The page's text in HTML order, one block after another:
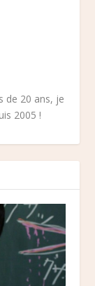
de 20 ans, je
2005 !